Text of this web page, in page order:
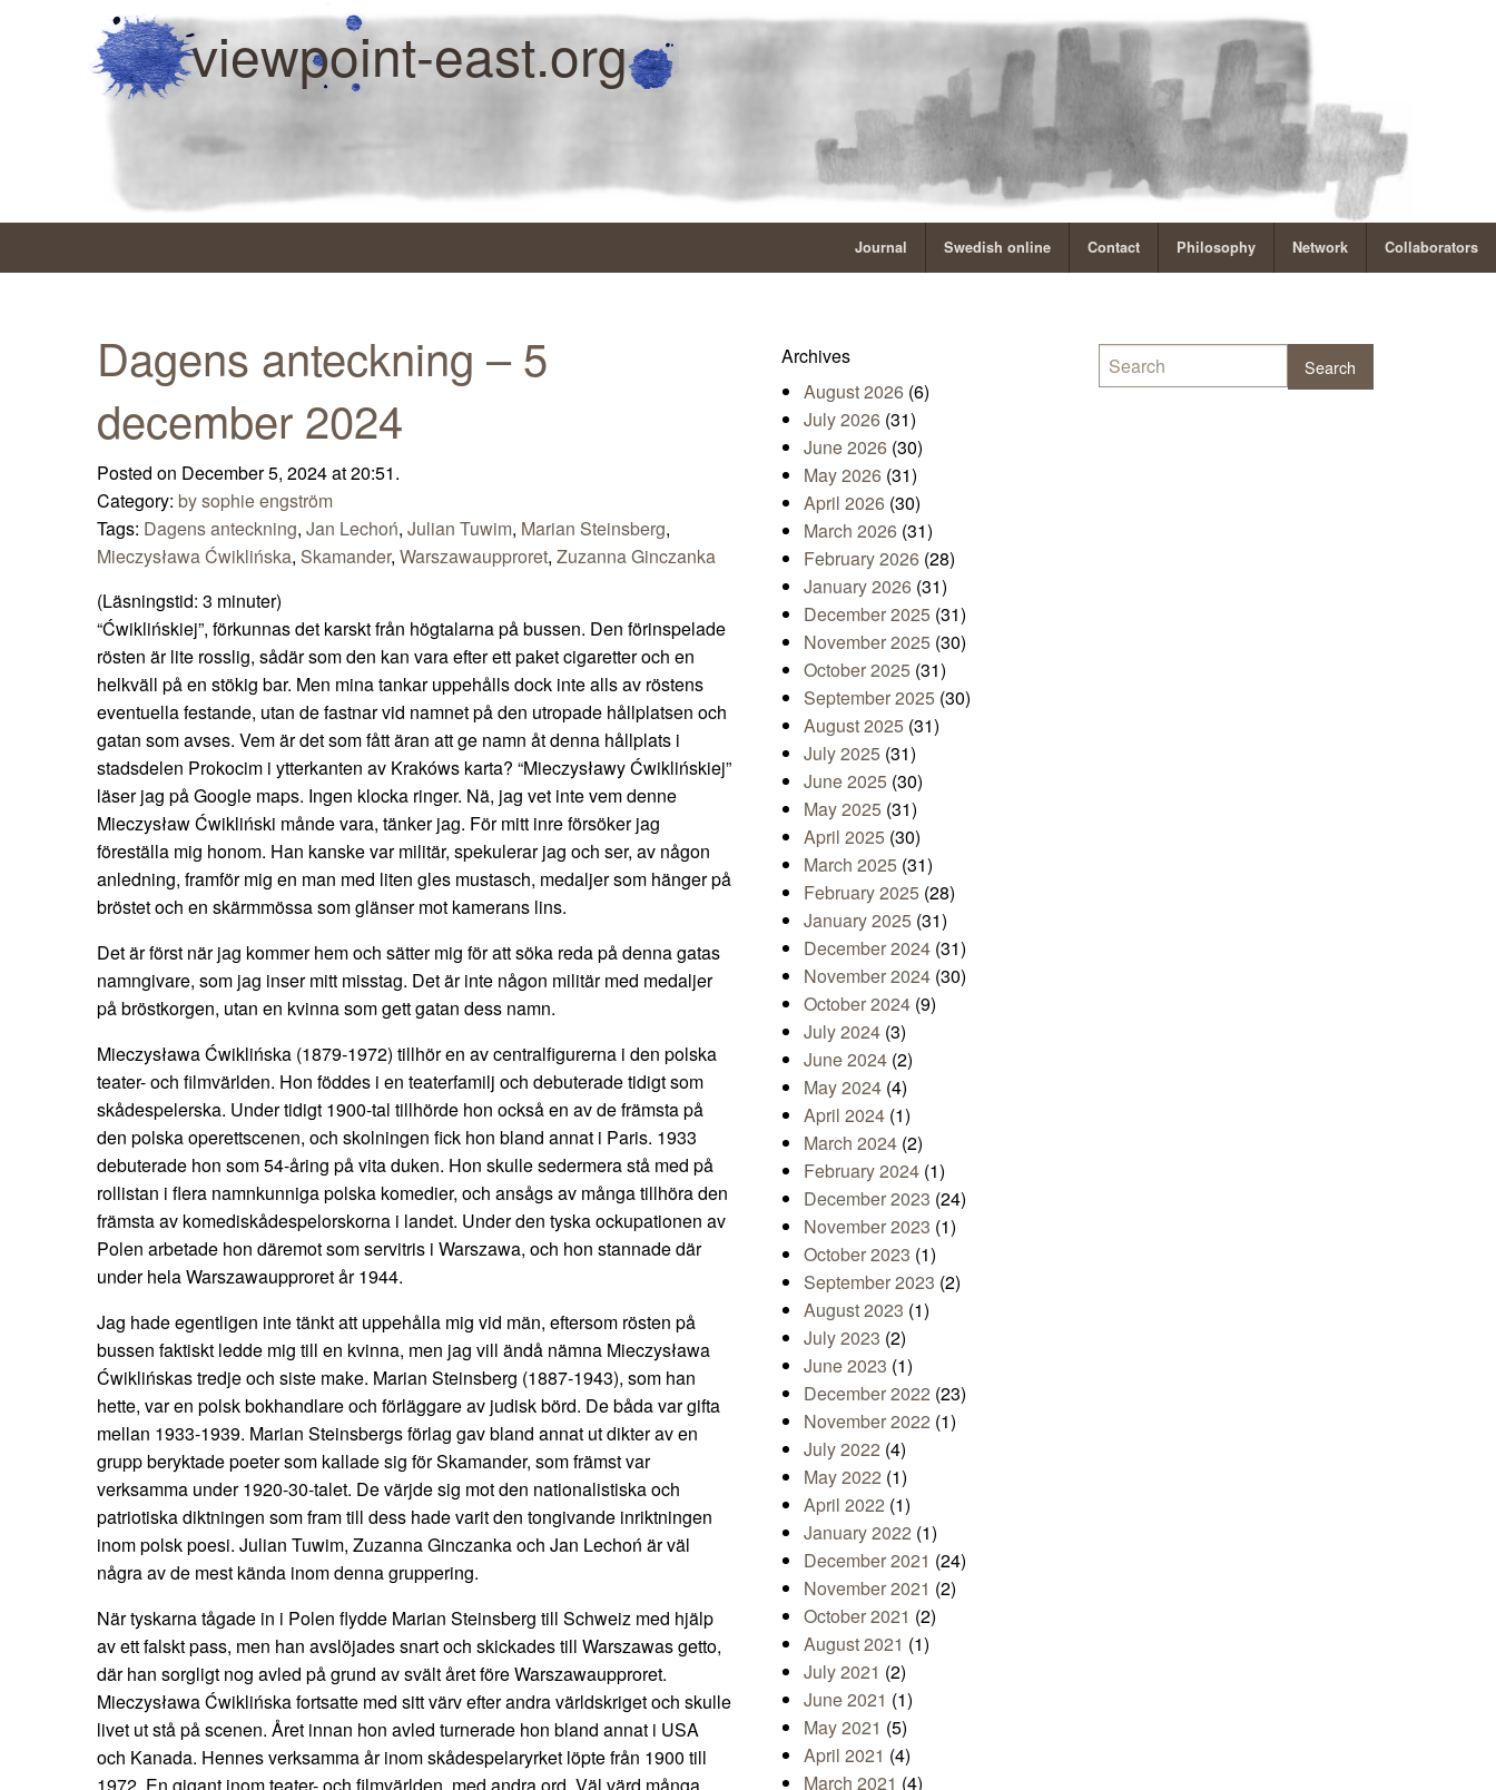
viewpoint-east.org
Journal Swedish online Contact Philosophy Network Collaborators
Dagens anteckning – 5
december 2024
Posted on December 5, 2024 at 20:51.
Category: by sophie engström
Tags: Dagens anteckning, Jan Lechoń, Julian Tuwim, Marian Steinsberg,
Mieczysława Ćwiklińska, Skamander, Warszawaupproret, Zuzanna Ginczanka
(Läsningstid: 3 minuter)
“Ćwiklińskiej”, förkunnas det karskt från högtalarna på bussen. Den förinspelade
rösten är lite rosslig, sådär som den kan vara efter ett paket cigaretter och en
helkväll på en stökig bar. Men mina tankar uppehålls dock inte alls av röstens
eventuella festande, utan de fastnar vid namnet på den utropade hållplatsen och
gatan som avses. Vem är det som fått äran att ge namn åt denna hållplats i
stadsdelen Prokocim i ytterkanten av Krakóws karta? “Mieczysławy Ćwiklińskiej”
läser jag på Google maps. Ingen klocka ringer. Nä, jag vet inte vem denne
Mieczysław Ćwikliński månde vara, tänker jag. För mitt inre försöker jag
föreställa mig honom. Han kanske var militär, spekulerar jag och ser, av någon
anledning, framför mig en man med liten gles mustasch, medaljer som hänger på
bröstet och en skärmmössa som glänser mot kamerans lins.
Det är först när jag kommer hem och sätter mig för att söka reda på denna gatas
namngivare, som jag inser mitt misstag. Det är inte någon militär med medaljer
på bröstkorgen, utan en kvinna som gett gatan dess namn.
Mieczysława Ćwiklińska (1879-1972) tillhör en av centralfigurerna i den polska
teater- och filmvärlden. Hon föddes i en teaterfamilj och debuterade tidigt som
skådespelerska. Under tidigt 1900-tal tillhörde hon också en av de främsta på
den polska operettscenen, och skolningen fick hon bland annat i Paris. 1933
debuterade hon som 54-åring på vita duken. Hon skulle sedermera stå med på
rollistan i flera namnkunniga polska komedier, och ansågs av många tillhöra den
främsta av komediskådespelorskorna i landet. Under den tyska ockupationen av
Polen arbetade hon däremot som servitris i Warszawa, och hon stannade där
under hela Warszawaupproret år 1944.
Jag hade egentligen inte tänkt att uppehålla mig vid män, eftersom rösten på
bussen faktiskt ledde mig till en kvinna, men jag vill ändå nämna Mieczysława
Ćwiklińskas tredje och siste make. Marian Steinsberg (1887-1943), som han
hette, var en polsk bokhandlare och förläggare av judisk börd. De båda var gifta
mellan 1933-1939. Marian Steinsbergs förlag gav bland annat ut dikter av en
grupp beryktade poeter som kallade sig för Skamander, som främst var
verksamma under 1920-30-talet. De värjde sig mot den nationalistiska och
patriotiska diktningen som fram till dess hade varit den tongivande inriktningen
inom polsk poesi. Julian Tuwim, Zuzanna Ginczanka och Jan Lechoń är väl
några av de mest kända inom denna gruppering.
När tyskarna tågade in i Polen flydde Marian Steinsberg till Schweiz med hjälp
av ett falskt pass, men han avslöjades snart och skickades till Warszawas getto,
där han sorgligt nog avled på grund av svält året före Warszawaupproret.
Mieczysława Ćwiklińska fortsatte med sitt värv efter andra världskriget och skulle
livet ut stå på scenen. Året innan hon avled turnerade hon bland annat i USA
och Kanada. Hennes verksamma år inom skådespelaryrket löpte från 1900 till
Archives
August 2026 (6)
July 2026 (31)
June 2026 (30)
May 2026 (31)
April 2026 (30)
March 2026 (31)
February 2026 (28)
January 2026 (31)
December 2025 (31)
November 2025 (30)
October 2025 (31)
September 2025 (30)
August 2025 (31)
July 2025 (31)
June 2025 (30)
May 2025 (31)
April 2025 (30)
March 2025 (31)
February 2025 (28)
January 2025 (31)
December 2024 (31)
November 2024 (30)
October 2024 (9)
July 2024 (3)
June 2024 (2)
May 2024 (4)
April 2024 (1)
March 2024 (2)
February 2024 (1)
December 2023 (24)
November 2023 (1)
October 2023 (1)
September 2023 (2)
August 2023 (1)
July 2023 (2)
June 2023 (1)
December 2022 (23)
November 2022 (1)
July 2022 (4)
May 2022 (1)
April 2022 (1)
January 2022 (1)
December 2021 (24)
November 2021 (2)
October 2021 (2)
August 2021 (1)
July 2021 (2)
June 2021 (1)
May 2021 (5)
April 2021 (4)
March 2021 (4)